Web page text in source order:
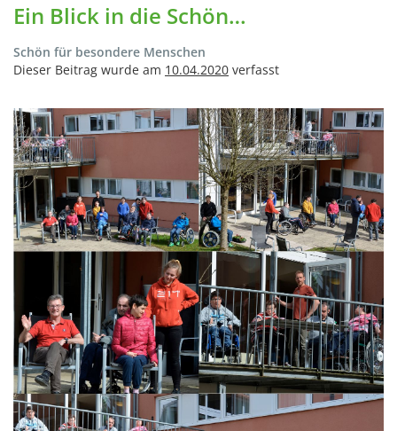
Ein Blick in die Schön…
Schön für besondere Menschen
Dieser Beitrag wurde am 10.04.2020 verfasst